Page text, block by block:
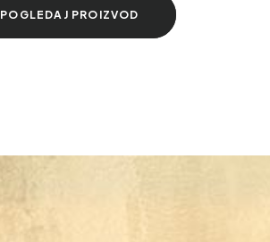
POGLEDAJ PROIZVOD